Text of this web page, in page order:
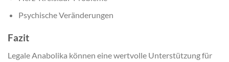
Psychische Veränderungen
Fazit
Legale Anabolika können eine wertvolle Unterstützung für